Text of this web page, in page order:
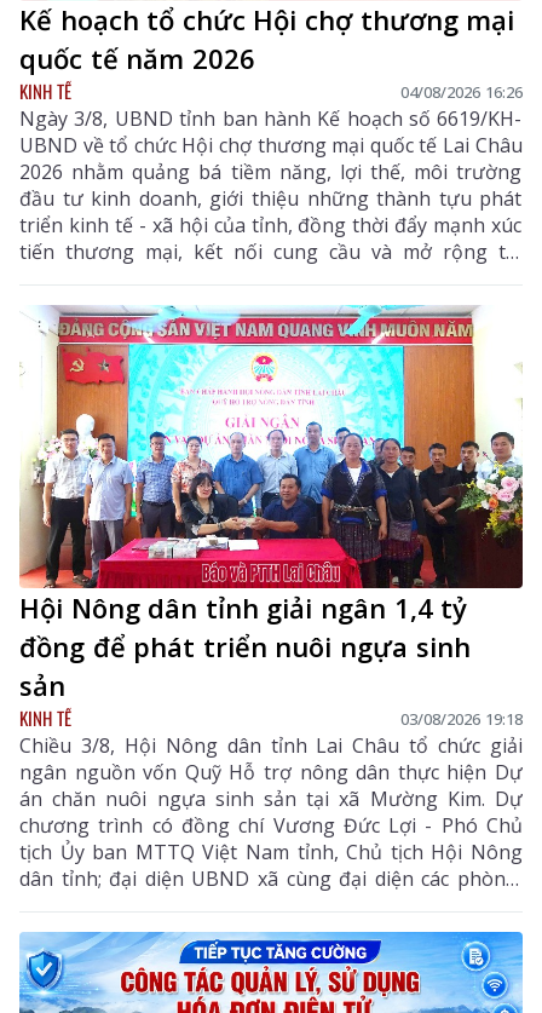
Kế hoạch tổ chức Hội chợ thương mại
quốc tế năm 2026
KINH TẾ 04/08/2026 16:26
Ngày 3/8, UBND tỉnh ban hành Kế hoạch số 6619/KH-
UBND về tổ chức Hội chợ thương mại quốc tế Lai Châu
2026 nhằm quảng bá tiềm năng, lợi thế, môi trường
đầu tư kinh doanh, giới thiệu những thành tựu phát
triển kinh tế - xã hội của tỉnh, đồng thời đẩy mạnh xúc
tiến thương mại, kết nối cung cầu và mở rộng thị
trường tiêu thụ cho các sản phẩm đặc hữu, sản phẩm
OCOP và các mặt hàng có tiềm năng xuất khẩu của địa
phương.
Hội Nông dân tỉnh giải ngân 1,4 tỷ
đồng để phát triển nuôi ngựa sinh
sản
KINH TẾ 03/08/2026 19:18
Chiều 3/8, Hội Nông dân tỉnh Lai Châu tổ chức giải
ngân nguồn vốn Quỹ Hỗ trợ nông dân thực hiện Dự
án chăn nuôi ngựa sinh sản tại xã Mường Kim. Dự
chương trình có đồng chí Vương Đức Lợi - Phó Chủ
tịch Ủy ban MTTQ Việt Nam tỉnh, Chủ tịch Hội Nông
dân tỉnh; đại diện UBND xã cùng đại diện các phòng,
ban chuyên môn, Hội Nông dân xã và các hội viên
tham gia dự án.